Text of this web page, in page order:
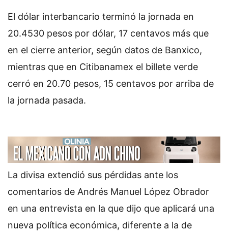
El dólar interbancario terminó la jornada en
20.4530 pesos por dólar, 17 centavos más que
en el cierre anterior, según datos de Banxico,
mientras que en Citibanamex el billete verde
cerró en 20.70 pesos, 15 centavos por arriba de
la jornada pasada.
La divisa extendió sus pérdidas ante los
comentarios de Andrés Manuel López Obrador
en una entrevista en la que dijo que aplicará una
nueva política económica, diferente a la de